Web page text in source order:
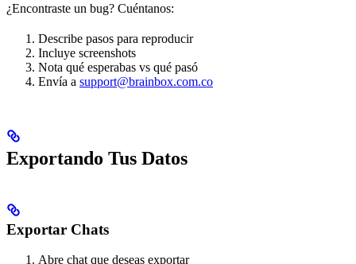
¿Encontraste un bug? Cuéntanos:
Describe pasos para reproducir
Incluye screenshots
Nota qué esperabas vs qué pasó
Envía a support@brainbox.com.co
Exportando Tus Datos
Exportar Chats
Abre chat que deseas exportar